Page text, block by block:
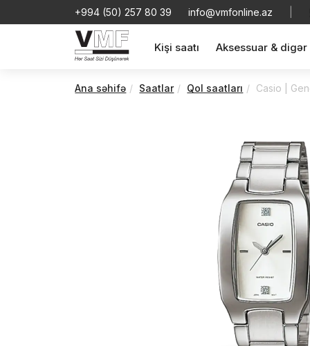
+994 (50) 257 80 39 info@vmfonline.az
Kişi saatı Aksessuar & digər
Ana səhifə Saatlar Qol saatları Casio |